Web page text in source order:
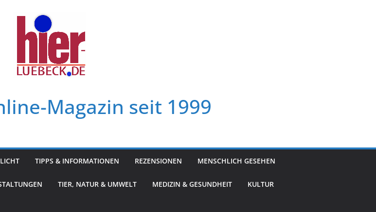
Magazin seit 1999
TIPPS & INFORMATIONEN REZENSIONEN MENSCHLICH GESEHEN
TIER, NATUR & UMWELT MEDIZIN & GESUNDHEIT KULTUR